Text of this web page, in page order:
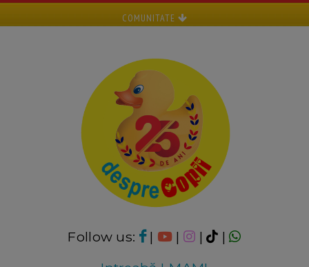
COMUNITATE
Follow us: | | |
|